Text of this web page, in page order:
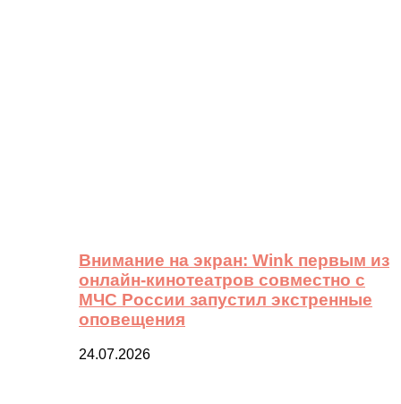
Внимание на экран: Wink первым из
онлайн-кинотеатров совместно с
МЧС России запустил экстренные
оповещения
24.07.2026